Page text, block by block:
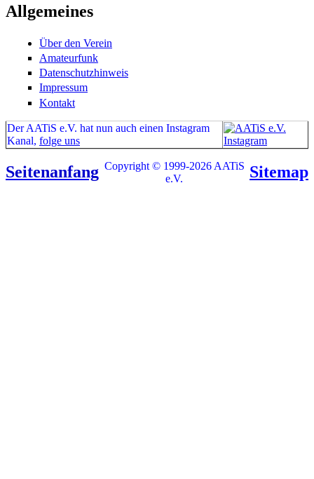
Allgemeines
Über den Verein
Amateurfunk
Datenschutzhinweis
Impressum
Kontakt
Der AATiS e.V. hat nun auch einen Instagram
Kanal, folge uns
Seitenanfang Copyright © 1999-2026 AATiS
e.V.
Sitemap